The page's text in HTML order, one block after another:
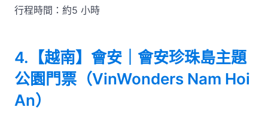
行程時間：約5 小時
4.【越南】會安｜會安珍珠島主題
公園門票（VinWonders Nam Hoi
An）